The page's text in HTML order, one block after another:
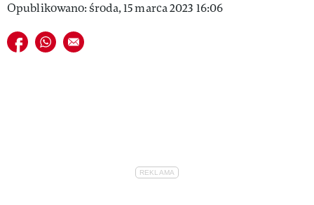
VIVA!MODA
VIVA!LIFESTYLE
Opublikowano: środa, 15 marca 2023 16:06
Udostępnij na facebook
Udostępnij na whatsapp
E-mail do przyjaciela